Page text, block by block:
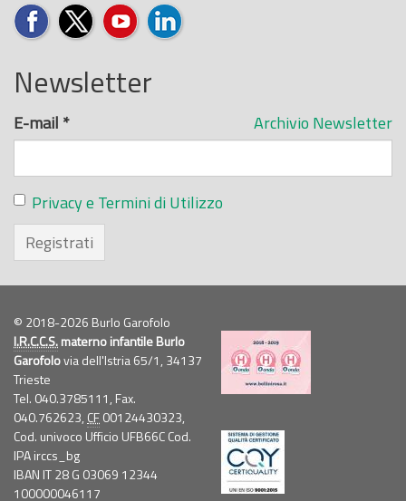
Newsletter
Archivio Newsletter
E-mail *
Privacy e Termini di Utilizzo
Registrati
© 2018-2026 Burlo Garofolo
I.R.C.C.S.materno infantile Burlo
Garofolovia dell'Istria 65/1, 34137
Trieste
Tel. 040.3785111, Fax.
040.762623, CF00124430323,
Cod. univoco Ufficio UFB66C Cod.
IPA irccs_bg
IBAN IT 28 G 03069 12344
100000046117